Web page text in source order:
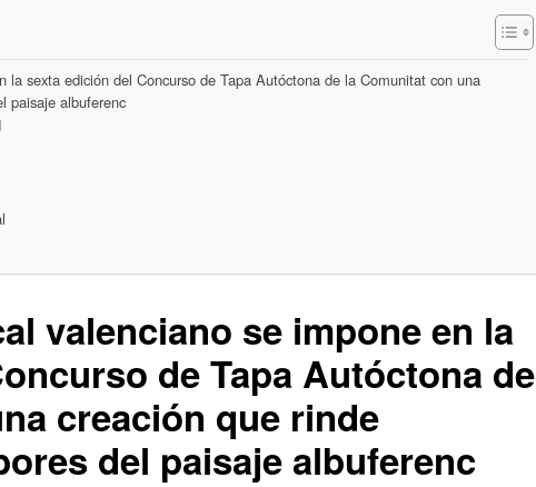
la sexta edición del Concurso de Tapa Autóctona de la Comunitat con una
paisaje albuferenc
valenciano se impone en la
de Tapa Autóctona de
creación que rinde
del paisaje albuferenc